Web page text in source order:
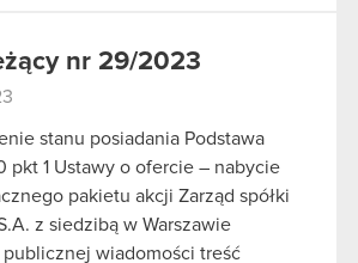
nr 29/2023
stanu posiadania Podstawa
pkt 1 Ustawy o ofercie – nabycie
pakietu akcji Zarząd spółki
z siedzibą w Warszawie
wiadomości treść